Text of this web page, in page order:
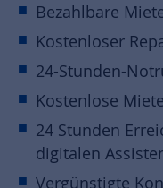
Bezahlbare
Kostenloser
24-Stunden-
Kostenlose
24 Stunden
digitalen
Vergünstigte